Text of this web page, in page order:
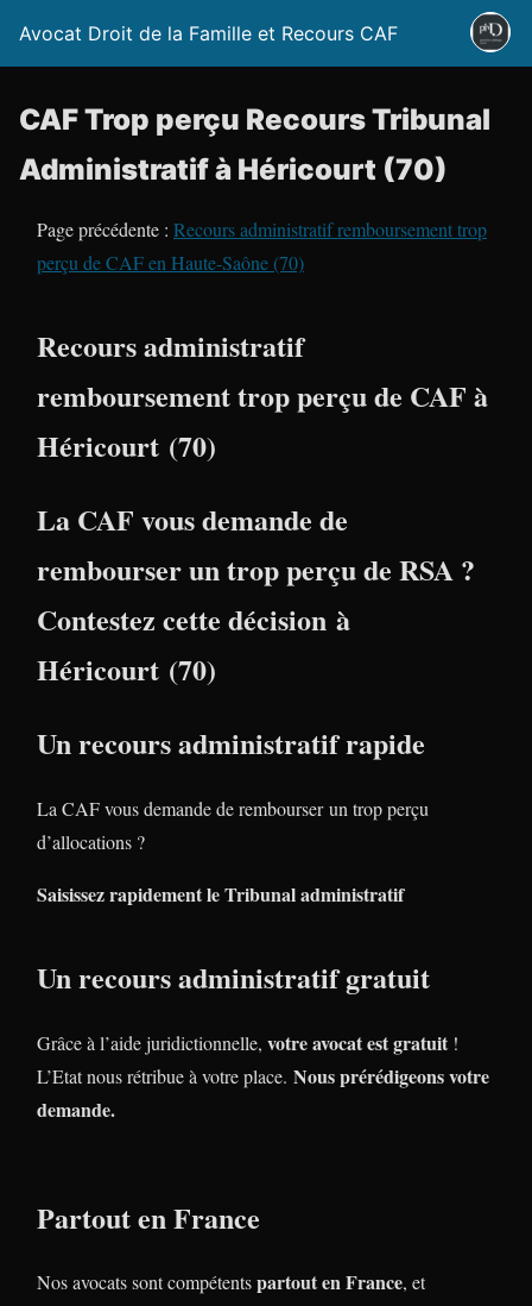
Avocat Droit de la Famille et Recours CAF
CAF Trop perçu Recours Tribunal
Administratif à Héricourt (70)
Page précédente : Recours administratif remboursement trop
perçu de CAF en Haute-Saône (70)
Recours administratif
remboursement trop perçu de CAF à
Héricourt (70)
La CAF vous demande de
rembourser un trop perçu de RSA ?
Contestez cette décision à
Héricourt (70)
Un recours administratif rapide
La CAF vous demande de rembourser un trop perçu
d’allocations ?
Saisissez rapidement le Tribunal administratif
Un recours administratif gratuit
Grâce à l’aide juridictionnelle, votre avocat est gratuit !
L’Etat nous rétribue à votre place. Nous prérédigeons votre
demande.
Partout en France
Nos avocats sont compétentspartout en France, et